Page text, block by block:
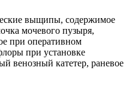
выщипы, содержимое
мочевого пузыря,
при оперативном
при установке
венозный катетер, раневое